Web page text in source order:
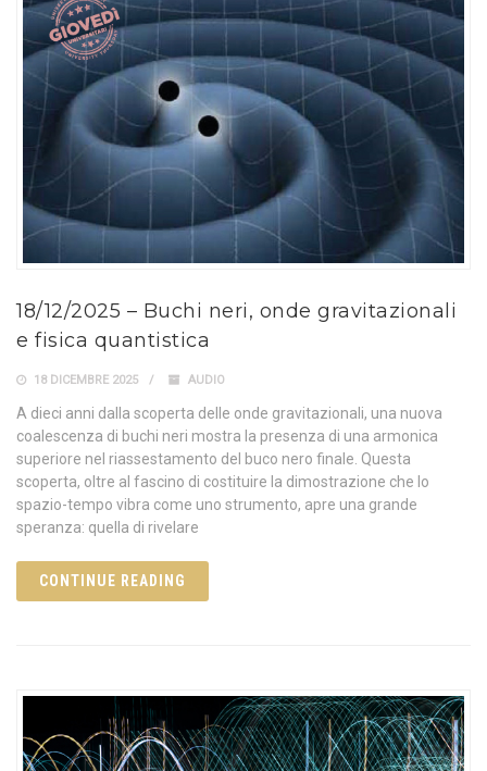
18/12/2025 – Buchi neri, onde gravitazionali
e fisica quantistica
18 DICEMBRE 2025 AUDIO
A dieci anni dalla scoperta delle onde gravitazionali, una nuova
coalescenza di buchi neri mostra la presenza di una armonica
superiore nel riassestamento del buco nero finale. Questa
scoperta, oltre al fascino di costituire la dimostrazione che lo
spazio-tempo vibra come uno strumento, apre una grande
speranza: quella di rivelare
CONTINUE READING